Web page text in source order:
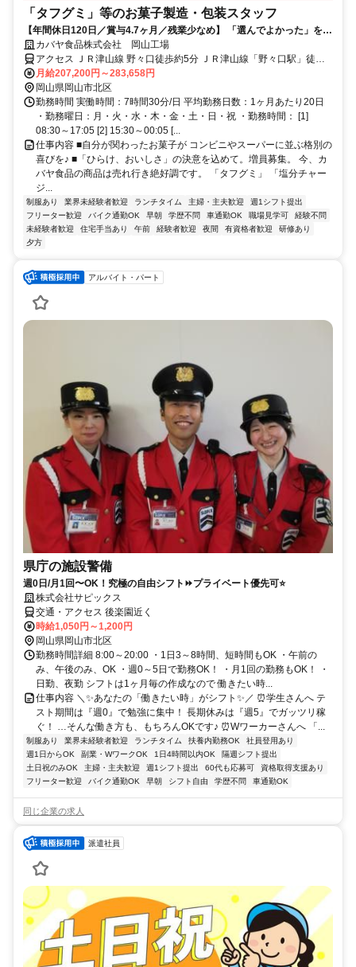
「タフグミ」等のお菓子製造・包装スタッフ
【年間休日120日／賞与4.7ヶ月／残業少なめ】 「選んでよかった」を、
働くすべての人に。「タフグミ」「塩分チャージタブレッツ」「セボン
スター」「さくさくぱんだ」「ほねほねザウルス」等のヒット連発を支
える誇りと、業界屈指の待遇を同時に手に入れませんか？ 平均勤続16.5
年が証明する「心理的安全」と、最新設備のクリーンルームで叶える
「スマートな働き方」。 ただの作業で終わらせない、日本中の笑顔を作
る司令塔へ。 カバヤ食品なら、仕事のやりがいも、家族との大切な時間
も、何ひとつ妥協する必要はありません。
カバヤ食品株式会社 岡山工場
アクセス ＪＲ津山線 野々口徒歩約5分 ＪＲ津山線「野々口駅」徒歩5
分 ／マイカー通勤OK／無料駐車場完備
月給207,200円～283,658円
岡山県岡山市北区
勤務時間 実働時間：7時間30分/日 平均勤務日数：1ヶ月あたり20日
・勤務曜日：月・火・水・木・金・土・日・祝 ・勤務時間： [1]
08:30～17:05 [2] 15:30～00:05 [...
仕事内容 ■自分が関わったお菓子が コンビニやスーパーに並ぶ格別の
喜びを♪ ■「ひらけ、おいしさ」の決意を込めて。増員募集。 今、カ
バヤ食品の商品は売れ行き絶好調です。 「タフグミ」 「塩分チャー
ジ...
制服あり 業界未経験者歓迎 ランチタイム 主婦・主夫歓迎
週1シフト提出
フリーター歓迎
バイク通勤OK 早朝 学歴不問 車通勤OK 職場見学可
経験不問
未経験者歓迎
住宅手当あり 午前 経験者歓迎 夜間 有資格者歓迎
研修あり
夕方
アルバイト・パート
県庁の施設警備
週0日/月1回〜OK！究極の自由シフト⏩プライベート優先可⭐
株式会社サピックス
交通・アクセス 後楽園近く
時給1,050円～1,200円
岡山県岡山市北区
勤務時間詳細 8:00～20:00 ・1日3～8時間、短時間もOK ・午前の
み、午後のみ、OK ・週0～5日で勤務OK！ ・月1回の勤務もOK！ ・
日勤、夜勤 シフトは1ヶ月毎の作成なので 働きたい時...
仕事内容 ＼✨あなたの「働きたい時」がシフト✨／ ⏰学生さんへ テ
スト期間は『週0』で勉強に集中！ 長期休みは『週5』でガッツリ稼
ぐ！ …そんな働き方も、もちろんOKです♪ ⏰Wワーカーさんへ 「...
制服あり 業界未経験者歓迎 ランチタイム 扶養内勤務OK
社員登用あり
週1日からOK
副業・WワークOK 1日4時間以内OK
隔週シフト提出
土日祝のみOK
主婦・主夫歓迎 週1シフト提出 60代も応募可
資格取得支援あり
フリーター歓迎
バイク通勤OK 早朝 シフト自由 学歴不問 車通勤OK
同じ企業の求人
派遣社員